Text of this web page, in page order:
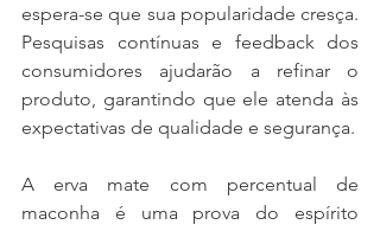
espera-se que sua popularidade cresça.
Pesquisas contínuas e feedback dos
consumidores ajudarão a refinar o
produto, garantindo que ele atenda às
expectativas de qualidade e segurança.
A erva mate com percentual de
maconha é uma prova do espírito